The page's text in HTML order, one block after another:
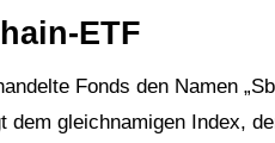
ETF
Fonds den Namen
gleichnamigen Index,